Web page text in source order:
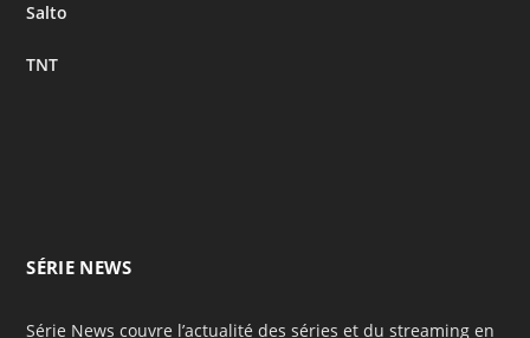
Salto
TNT
SÉRIE NEWS
Série News couvre l’actualité des séries et du streaming en